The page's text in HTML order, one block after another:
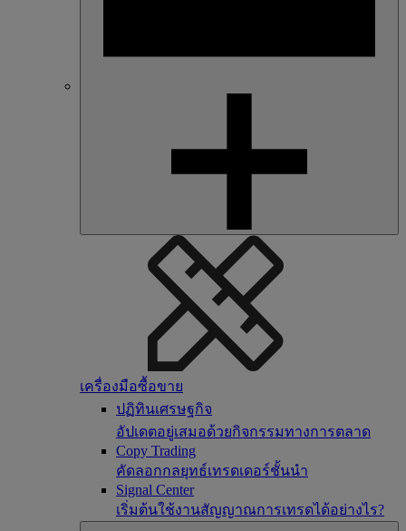
เครื่องมือซื้อขาย
ปฏิทินเศรษฐกิจ
อัปเดตอยู่เสมอด้วยกิจกรรมทางการตลาด
Copy Trading
คัดลอกกลยุทธ์เทรดเดอร์ชั้นนำ
Signal Center
เริ่มต้นใช้งานสัญญาณการเทรดได้อย่างไร?